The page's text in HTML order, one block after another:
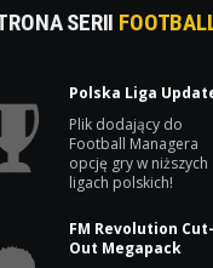
SERII
Polska Liga
Plik dodający do
Football Managera
opcję gry w niższych
ligach polskich!
FM Revolution
Out Megapack